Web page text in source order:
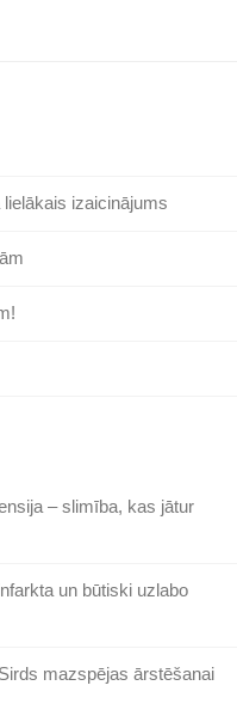
izaicinājums
– slimība, kas jātur
un būtiski uzlabo
Sirds mazspējas ārstēšanai